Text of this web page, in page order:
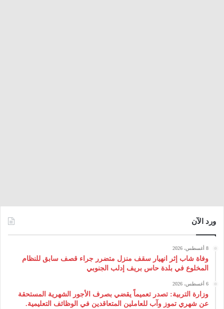
ورد الآن
8 أغسطس، 2026
وفاة شاب إثر انهيار سقف منزل متضرر جراء قصف سابق للنظام
المخلوع في بلدة حاس بريف إدلب الجنوبي
6 أغسطس، 2026
وزارة التربية: تصدر تعميماً يقضي بصرف الأجور الشهرية المستحقة
عن شهري تموز وآب للعاملين المتعاقدين في الوظائف التعليمية.